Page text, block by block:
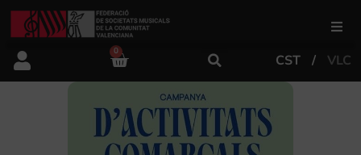
FSMCV
Áreas de gestión
0
CST VLC